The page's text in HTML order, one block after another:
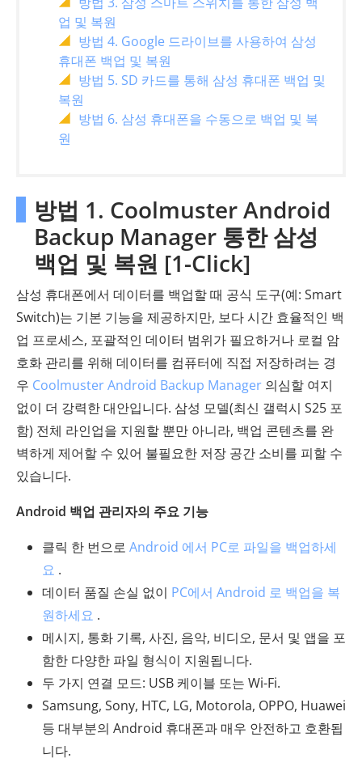
업 및 복원
방법 4. Google 드라이브를 사용하여 삼성
휴대폰 백업 및 복원
방법 5. SD 카드를 통해 삼성 휴대폰 백업 및
복원
방법 6. 삼성 휴대폰을 수동으로 백업 및 복
원
방법 1. Coolmuster Android
Backup Manager 통한 삼성
백업 및 복원 [1-Click]
삼성 휴대폰에서 데이터를 백업할 때 공식 도구(예: Smart
Switch)는 기본 기능을 제공하지만, 보다 시간 효율적인 백
업 프로세스, 포괄적인 데이터 범위가 필요하거나 로컬 암
호화 관리를 위해 데이터를 컴퓨터에 직접 저장하려는 경
우 Coolmuster Android Backup Manager 의심할 여지
없이 더 강력한 대안입니다. 삼성 모델(최신 갤럭시 S25 포
함) 전체 라인업을 지원할 뿐만 아니라, 백업 콘텐츠를 완
벽하게 제어할 수 있어 불필요한 저장 공간 소비를 피할 수
있습니다.
Android 백업 관리자의 주요 기능
클릭 한 번으로 Android 에서 PC로 파일을 백업하세
요 .
데이터 품질 손실 없이 PC에서 Android 로 백업을 복
원하세요 .
메시지, 통화 기록, 사진, 음악, 비디오, 문서 및 앱을 포
함한 다양한 파일 형식이 지원됩니다.
두 가지 연결 모드: USB 케이블 또는 Wi-Fi.
Samsung, Sony, HTC, LG, Motorola, OPPO, Huawei
등 대부분의 Android 휴대폰과 매우 안전하고 호환됩
니다.